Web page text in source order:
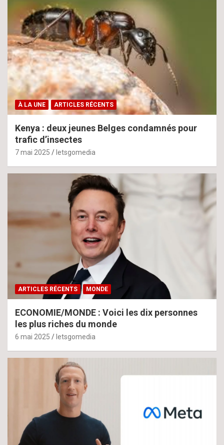
À LA UNE ARTICLES RÉCENTS
Kenya : deux jeunes Belges condamnés pour
trafic d’insectes
7 mai 2025 letsgomedia
ARTICLES RÉCENTS MONDE
ECONOMIE/MONDE : Voici les dix personnes
les plus riches du monde
6 mai 2025 letsgomedia